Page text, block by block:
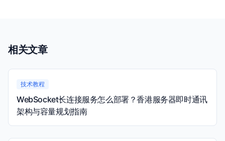
相关文章
技术教程
WebSocket长连接服务怎么部署？香港服务器即时通讯
架构与容量规划指南